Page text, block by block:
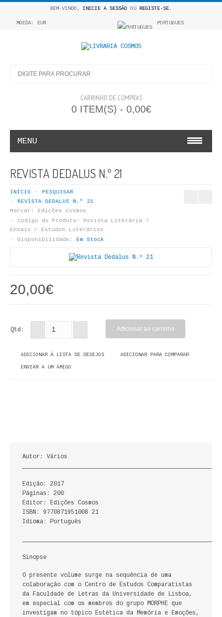
BEM-VINDO, INICIE A SESSÃO OU REGISTE-SE.
MOEDA: EUR PORTUGUES
CARRINHO DE COMPRAS
0 ITEM(S) - 0,00€
MENU
COSMOS INFANTIL
COLEÇÃO APRENDE A COLORIR
LIVROS DE PINTAR
INFANTO - JUVENIL
ANTROPOLOGIA E SOCIOLOGIA
COLEÇÃO RAÍZES
ARQUITECTURA
CADERNOS HUMANITAS
ECONOMIA, GESTÃO, CONTABILIDADE
ANÁLISE DA ACÇÃO EDUCATIVA
COLEÇÃO PONTO DE INTERROGAÇÃO
COLEÇÃO PONTO E VÍRGULA
HISTÓRIA DE PORTUGAL
PRÉ-HISTÓRIA
REVISTA DEDALUS N.º 21
INÍCIO
PESQUISAR
REVISTA DEDALUS N.º 21
Marcar:
Edições Cosmos
Código do Produto:
Revista Literária /
Ensaio / Estudos Literários
Disponibilidade:
Em Stock
20,00€
Qtd:
ADICIONAR À LISTA DE DESEJOS ADICIONAR PARA COMPARAR
ENVIAR A UM AMIGO
Autor: Vários
Edição: 2017
Páginas: 200
Editor: Edições Cosmos
ISBN: 9770871951008 21
Idioma: Português
Sinopse
O presente volume surge na sequência de uma
colaboração com o Centro de Estudos Comparatistas
da Faculdade de Letras da Universidade de Lisboa,
em especial com os membros do grupo MORPHE que
investigam no tópico Estética da Memória e Emoções,